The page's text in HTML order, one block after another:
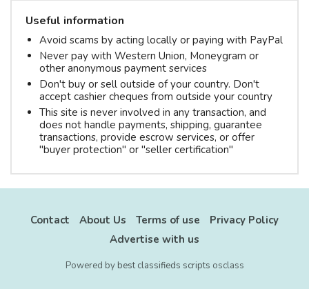
Useful information
Avoid scams by acting locally or paying with PayPal
Never pay with Western Union, Moneygram or
other anonymous payment services
Don't buy or sell outside of your country. Don't
accept cashier cheques from outside your country
This site is never involved in any transaction, and
does not handle payments, shipping, guarantee
transactions, provide escrow services, or offer
"buyer protection" or "seller certification"
Contact About Us Terms of use
Privacy Policy
Advertise with us
Powered by best classifieds scripts osclass